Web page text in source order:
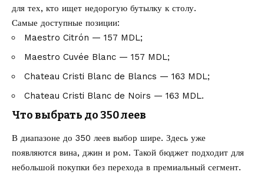
для тех, кто ищет недорогую бутылку к столу.
Самые доступные позиции:
Maestro Citrón — 157 MDL;
Maestro Cuvée Blanc — 157 MDL;
Chateau Cristi Blanc de Blancs — 163 MDL;
Chateau Cristi Blanc de Noirs — 163 MDL.
Что выбрать до 350 леев
В диапазоне до 350 леев выбор шире. Здесь уже
появляются вина, джин и ром. Такой бюджет подходит для
небольшой покупки без перехода в премиальный сегмент.